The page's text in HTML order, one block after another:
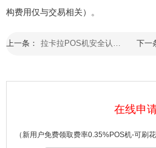
构费用仅与交易相关）。
上一条： 拉卡拉POS机安全认证全解析：银联认证标识+资金安全防护指南 下一
在线申
（新用户免费领取费率0.35%POS机-可刷花